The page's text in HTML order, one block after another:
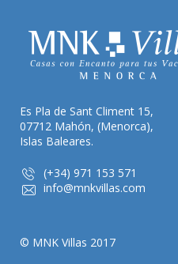
Es Pla de Sant Climent 15,
07712 Mahón, (Menorca),
Islas Baleares.
(+34) 971 153 571
info@mnkvillas.com
© MNK Villas 2017